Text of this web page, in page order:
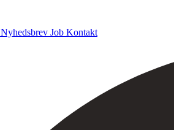
Nyhedsbrev Job Kontakt